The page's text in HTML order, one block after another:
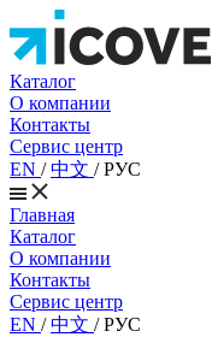
Каталог
О компании
Контакты
Сервис центр
EN /中文 /РУС
Главная
Каталог
О компании
Контакты
Сервис центр
EN /中文 /РУС